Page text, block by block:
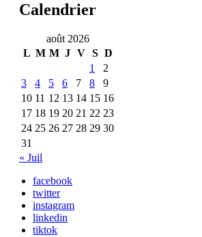
Calendrier
août 2026
L M M J V S D
1
2
3
4 5 6 7 8
9
10 11 12 13 14 15 16
17 18 19 20 21 22 23
24 25 26 27 28 29 30
31
« Juil
facebook
twitter
instagram
linkedin
tiktok